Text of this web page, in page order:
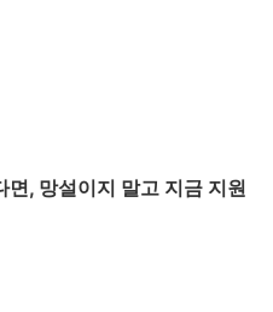
면, 망설이지 말고 지금 지원